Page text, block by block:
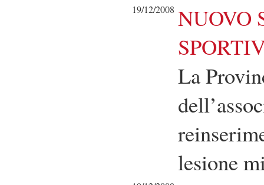
19/12/2008 NUOVO
La
lesione